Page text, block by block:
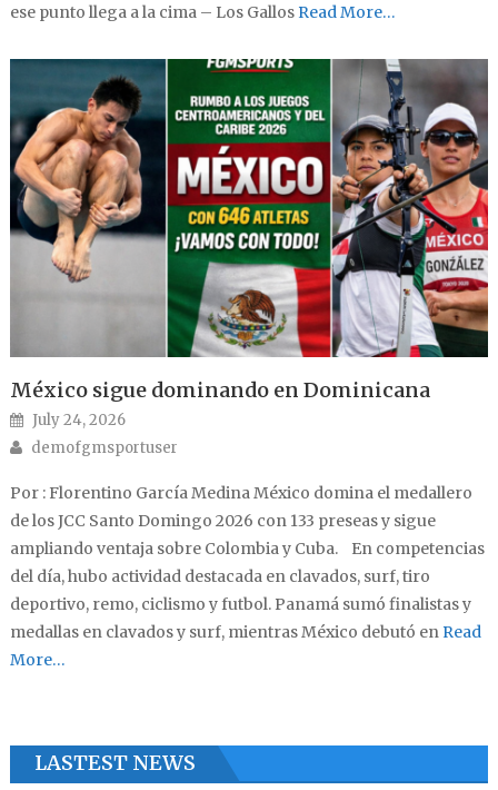
ese punto llega a la cima – Los GallosRead More…
México sigue dominando en Dominicana
Posted on
July 24, 2026
Author
demofgmsportuser
Por : Florentino García Medina México domina el medallero
de los JCC Santo Domingo 2026 con 133 preseas y sigue
ampliando ventaja sobre Colombia y Cuba. En competencias
del día, hubo actividad destacada en clavados, surf, tiro
deportivo, remo, ciclismo y futbol. Panamá sumó finalistas y
medallas en clavados y surf, mientras México debutó enRead
More…
LASTEST NEWS